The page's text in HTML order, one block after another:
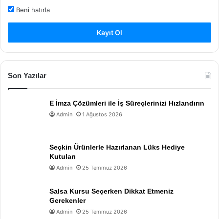
Beni hatırla
Kayıt Ol
Son Yazılar
E İmza Çözümleri ile İş Süreçlerinizi Hızlandırın
Admin 1 Ağustos 2026
Seçkin Ürünlerle Hazırlanan Lüks Hediye
Kutuları
Admin 25 Temmuz 2026
Salsa Kursu Seçerken Dikkat Etmeniz
Gerekenler
Admin 25 Temmuz 2026